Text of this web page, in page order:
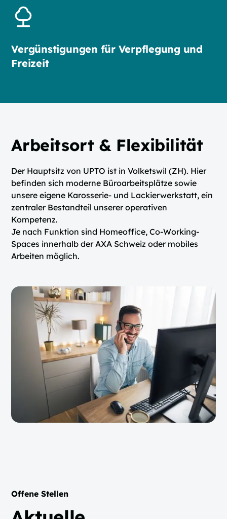
Vergünstigungen für Verpflegung und
Freizeit
Arbeitsort & Flexibilität
Der Hauptsitz von UPTO ist in Volketswil (ZH). Hier
befinden sich moderne Büroarbeitsplätze sowie
unsere eigene Karosserie- und Lackierwerkstatt, ein
zentraler Bestandteil unserer operativen
Kompetenz.
Je nach Funktion sind Homeoffice, Co-Working-
Spaces innerhalb der AXA Schweiz oder mobiles
Arbeiten möglich.
Offene Stellen